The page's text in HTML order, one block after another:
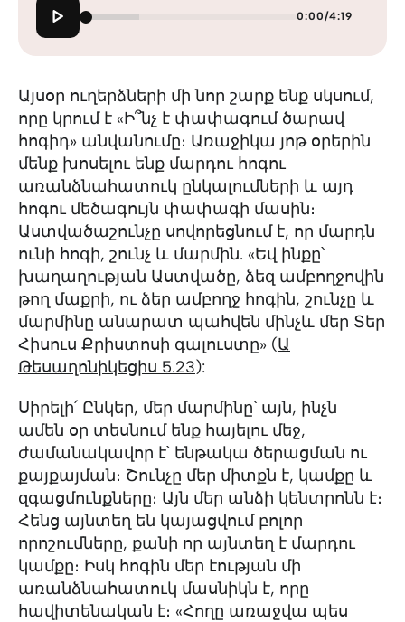
0:00/4:19
Այսօր ուղերձների մի նոր շարք ենք սկսում,
որը կրում է «Ի՞նչ է փափագում ծարավ
հոգիդ» անվանումը։ Առաջիկա յոթ օրերին
մենք խոսելու ենք մարդու հոգու
առանձնահատուկ ընկալումների և այդ
հոգու մեծագույն փափագի մասին։
Աստվածաշունչը սովորեցնում է, որ մարդն
ունի հոգի, շունչ և մարմին. «Եվ ինքը՝
խաղաղության Աստվածը, ձեզ ամբողջովին
թող մաքրի, ու ձեր ամբողջ հոգին, շունչը և
մարմինը անարատ պահվեն մինչև մեր Տեր
Հիսուս Քրիստոսի գալուստը» (Ա
Թեսաղոնիկեցիս 5.23):
Սիրելի՛ Ընկեր, մեր մարմինը՝ այն, ինչն
ամեն օր տեսնում ենք հայելու մեջ,
ժամանակավոր է՝ ենթակա ծերացման ու
քայքայման։ Շունչը մեր միտքն է, կամքը և
զգացմունքները։ Այն մեր անձի կենտրոնն է։
Հենց այնտեղ են կայացվում բոլոր
որոշումները, քանի որ այնտեղ է մարդու
կամքը։ Իսկ հոգին մեր էության մի
առանձնահատուկ մասնիկն է, որը
հավիտենական է։ «Հողը առաջվա պես